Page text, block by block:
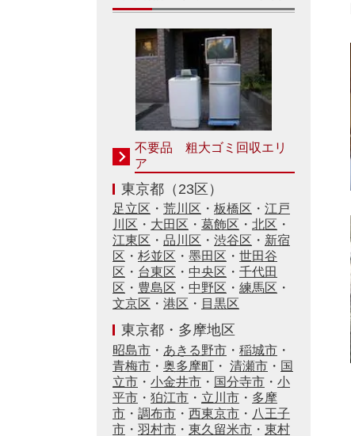
不要品 粗大ゴミ回収エリ
ア
東京都（23区）
足立区 ・ 荒川区 ・ 板橋区 ・ 江戸
川区 ・ 大田区 ・ 葛飾区 ・ 北区 ・
江東区 ・ 品川区 ・ 渋谷区 ・ 新宿
区 ・ 杉並区 ・ 墨田区 ・ 世田谷
区 ・ 台東区 ・ 中央区 ・ 千代田
区 ・ 豊島区 ・ 中野区 ・ 練馬区 ・
文京区 ・ 港区 ・ 目黒区
東京都・多摩地区
昭島市 ・ あきる野市 ・ 稲城市 ・
青梅市 ・ 奥多摩町 ・ 清瀬市 ・ 国
立市 ・ 小金井市 ・ 国分寺市 ・ 小
平市 ・ 狛江市 ・ 立川市 ・ 多摩
市 ・ 調布市 ・ 西東京市 ・ 八王子
市 ・ 羽村市 ・ 東久留米市 ・ 東村